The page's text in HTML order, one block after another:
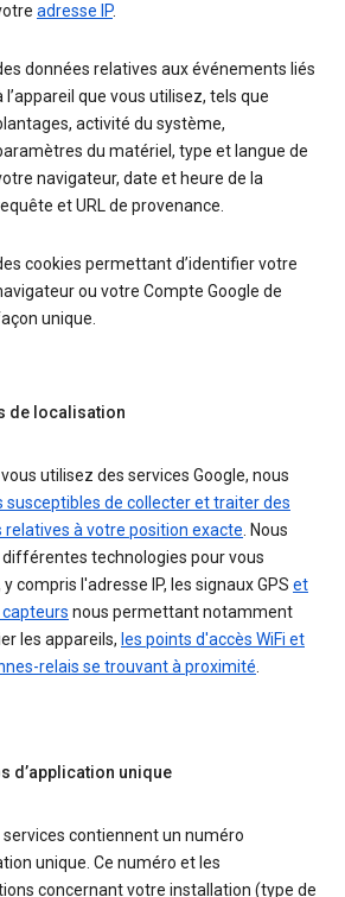
adresse IP.
données relatives aux événements liés
l’appareil que vous utilisez, tels que
activité du système,
du matériel, type et langue de
navigateur, date et heure de la
et URL de provenance.
cookies permettant d’identifier votre
ou votre Compte Google de
unique.
de localisation
utilisez des services Google, nous
susceptibles de collecter et traiter des
relatives à votre position exacte. Nous
technologies pour vous
y compris l'adresse IP, les signaux GPS et
nous permettant notamment
les appareils, les points d'accès WiFi et
relais se trouvant à proximité.
d’application unique
services contiennent un numéro
unique. Ce numéro et les
concernant votre installation (type de